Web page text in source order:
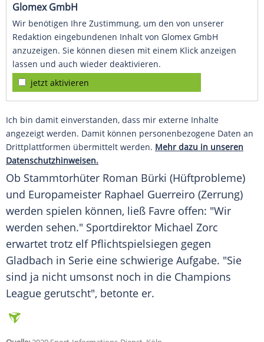
Glomex GmbH
Wir benötigen Ihre Zustimmung, um den von unserer
Redaktion eingebundenen Inhalt von Glomex GmbH
anzuzeigen. Sie können diesen mit einem Klick anzeigen
lassen und auch wieder deaktivieren.
jetzt aktivieren
Ich bin damit einverstanden, dass mir externe Inhalte
angezeigt werden. Damit können personenbezogene Daten an
Drittplattformen übermittelt werden. Mehr dazu in unseren
Datenschutzhinweisen.
Ob Stammtorhüter Roman Bürki (Hüftprobleme)
und Europameister Raphael Guerreiro (Zerrung)
werden spielen können, ließ Favre offen: "Wir
werden sehen." Sportdirektor Michael Zorc
erwartet trotz elf Pflichtspielsiegen gegen
Gladbach in Serie eine schwierige Aufgabe. "Sie
sind ja nicht umsonst noch in die Champions
League gerutscht", betonte er.